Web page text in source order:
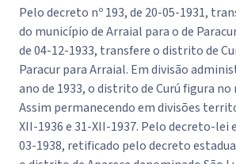
Pelo decreto nº 193, de 20-05-1931,
do município de Arraial para o de
de 04-12-1933, transfere o distrito de
Paracur para Arraial. Em divisão
ano de 1933, o distrito de Curú figura
Assim permanecendo em divisões
XII-1936 e 31-XII-1937. Pelo decreto-lei
03-1938, retificado pelo decreto